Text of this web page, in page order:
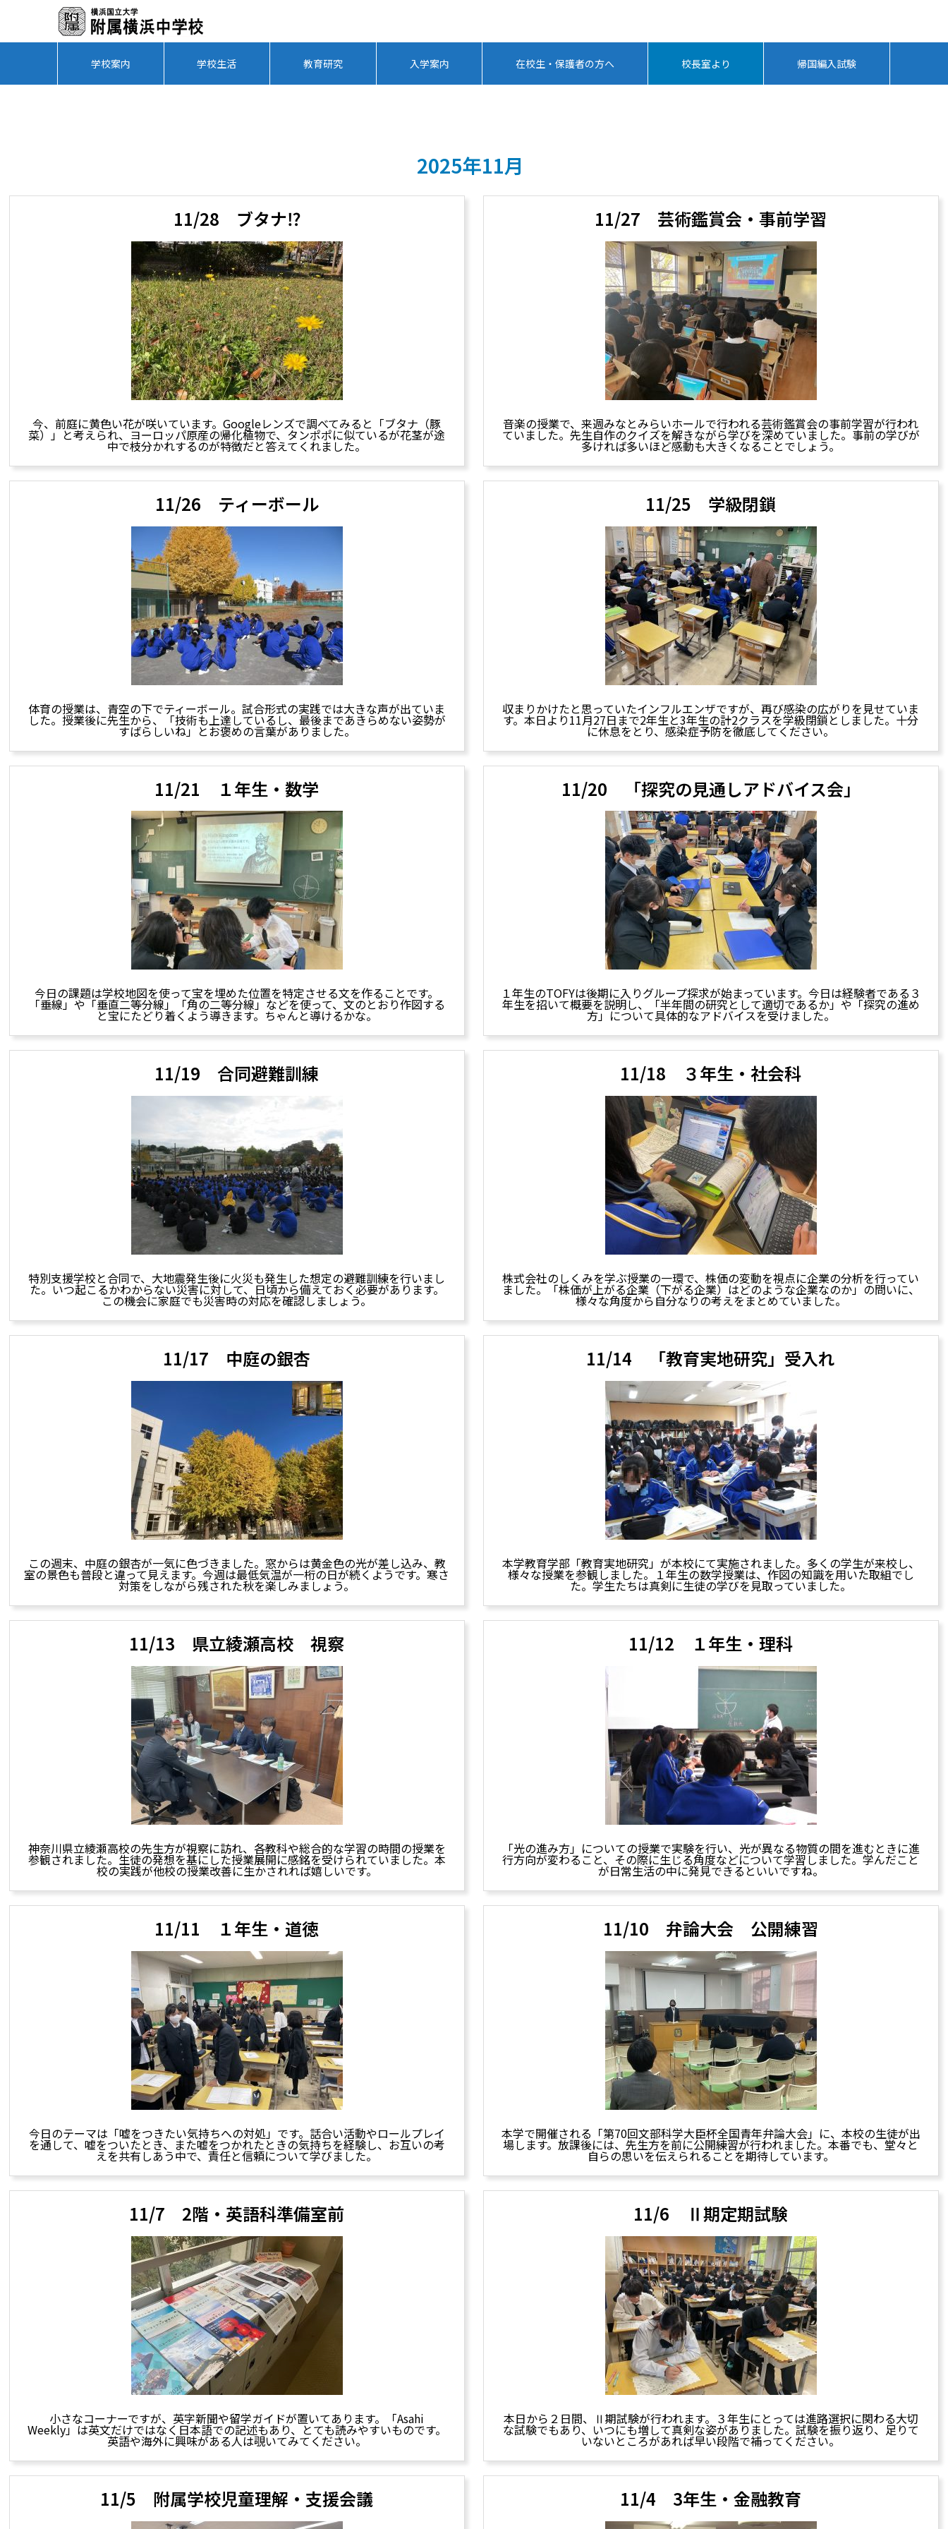
学校案内 学校生活 教育研究 入学案内 在校生・保護者の方へ 校長室より 帰国編入試験
2025年11月
11/28 ブタナ⁉
今、前庭に黄色い花が咲いています。Googleレンズで調べてみると「ブタナ（豚
菜）」と考えられ、ヨーロッパ原産の帰化植物で、タンポポに似ているが花茎が途
中で枝分かれするのが特徴だと答えてくれました。
11/27 芸術鑑賞会・事前学習
音楽の授業で、来週みなとみらいホールで行われる芸術鑑賞会の事前学習が行われ
ていました。先生自作のクイズを解きながら学びを深めていました。事前の学びが
多ければ多いほど感動も大きくなることでしょう。
11/26 ティーボール
体育の授業は、青空の下でティーボール。試合形式の実践では大きな声が出ていま
した。授業後に先生から、「技術も上達しているし、最後まであきらめない姿勢が
すばらしいね」とお褒めの言葉がありました。
11/25 学級閉鎖
収まりかけたと思っていたインフルエンザですが、再び感染の広がりを見せていま
す。本日より11月27日まで2年生と3年生の計2クラスを学級閉鎖としました。十分
に休息をとり、感染症予防を徹底してください。
11/21 １年生・数学
今日の課題は学校地図を使って宝を埋めた位置を特定させる文を作ることです。
「垂線」や「垂直二等分線」「角の二等分線」などを使って、文のとおり作図する
と宝にたどり着くよう導きます。ちゃんと導けるかな。
11/20 「探究の見通しアドバイス会」
１年生のTOFYは後期に入りグループ探求が始まっています。今日は経験者である３
年生を招いて概要を説明し、「半年間の研究として適切であるか」や「探究の進め
方」について具体的なアドバイスを受けました。
11/19 合同避難訓練
特別支援学校と合同で、大地震発生後に火災も発生した想定の避難訓練を行いまし
た。いつ起こるかわからない災害に対して、日頃から備えておく必要があります。
この機会に家庭でも災害時の対応を確認しましょう。
11/18 ３年生・社会科
株式会社のしくみを学ぶ授業の一環で、株価の変動を視点に企業の分析を行ってい
ました。「株価が上がる企業（下がる企業）はどのような企業なのか」の問いに、
様々な角度から自分なりの考えをまとめていました。
11/17 中庭の銀杏
この週末、中庭の銀杏が一気に色づきました。窓からは黄金色の光が差し込み、教
室の景色も普段と違って見えます。今週は最低気温が一桁の日が続くようです。寒さ
対策をしながら残された秋を楽しみましょう。
11/14 「教育実地研究」受入れ
本学教育学部「教育実地研究」が本校にて実施されました。多くの学生が来校し、
様々な授業を参観しました。１年生の数学授業は、作図の知識を用いた取組でし
た。学生たちは真剣に生徒の学びを見取っていました。
11/13 県立綾瀬高校 視察
神奈川県立綾瀬高校の先生方が視察に訪れ、各教科や総合的な学習の時間の授業を
参観されました。生徒の発想を基にした授業展開に感銘を受けられていました。本
校の実践が他校の授業改善に生かされれば嬉しいです。
11/12 １年生・理科
「光の進み方」についての授業で実験を行い、光が異なる物質の間を進むときに進
行方向が変わること、その際に生じる角度などについて学習しました。学んだこと
が日常生活の中に発見できるといいですね。
11/11 １年生・道徳
今日のテーマは「嘘をつきたい気持ちへの対処」です。話合い活動やロールプレイ
を通して、嘘をついたとき、また嘘をつかれたときの気持ちを経験し、お互いの考
えを共有しあう中で、責任と信頼について学びました。
11/10 弁論大会 公開練習
本学で開催される「第70回文部科学大臣杯全国青年弁論大会」に、本校の生徒が出
場します。放課後には、先生方を前に公開練習が行われました。本番でも、堂々と
自らの思いを伝えられることを期待しています。
11/7 2階・英語科準備室前
小さなコーナーですが、英字新聞や留学ガイドが置いてあります。「Asahi
Weekly」は英文だけではなく日本語での記述もあり、とても読みやすいものです。
英語や海外に興味がある人は覗いてみてください。
11/6 Ⅱ期定期試験
本日から２日間、Ⅱ期試験が行われます。３年生にとっては進路選択に関わる大切
な試験でもあり、いつにも増して真剣な姿がありました。試験を振り返り、足りて
いないところがあれば早い段階で補ってください。
11/5 附属学校児童理解・支援会議 11/4 3年生・金融教育